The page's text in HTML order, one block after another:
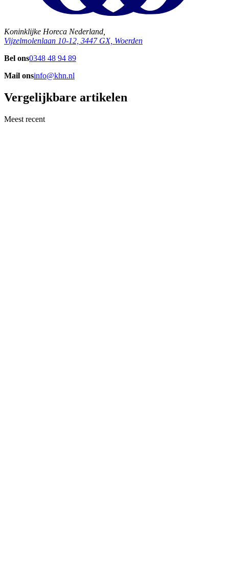
Koninklijke Horeca Nederland,
Vijzelmolenlaan 10-12, 3447 GX, Woerden
Bel ons0348 48 94 89
Mail onsinfo@khn.nl
Vergelijkbare artikelen
Meest recent